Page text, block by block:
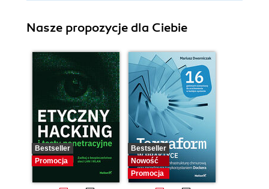
Nasze propozycje dla Ciebie
Bestseller
Promocja
Bestseller
Nowość
Promocja